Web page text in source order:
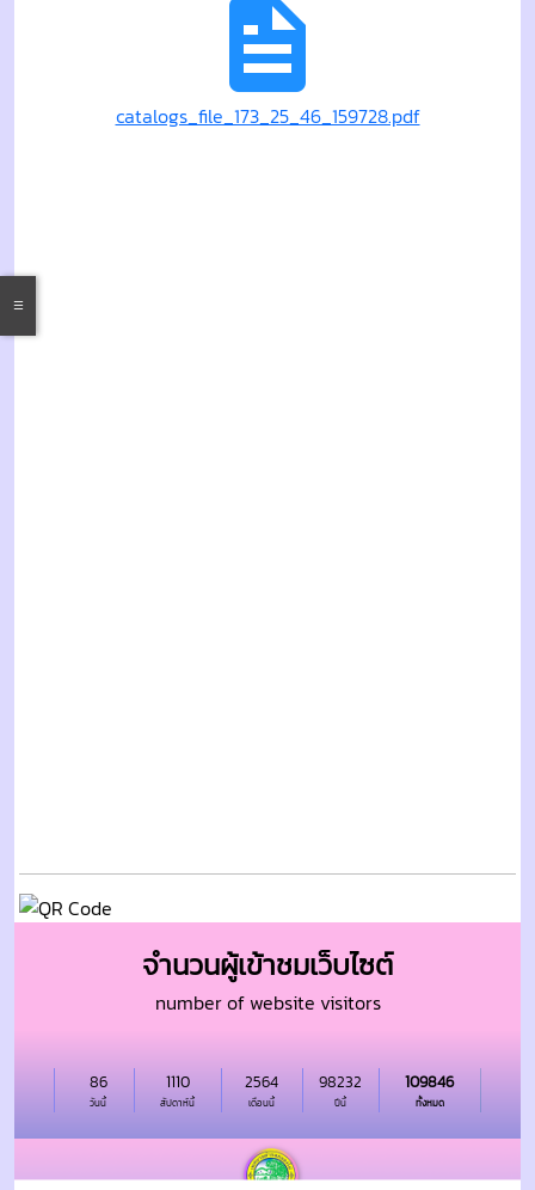
catalogs_file_173_25_46_159728.pdf
จำนวนผู้เข้าชมเว็บไซต์
number of website visitors
วันนี้
86
สัปดาห์นี้
1110
เดือนนี้
2564
ปีนี้
98232
ทั้งหมด
109846